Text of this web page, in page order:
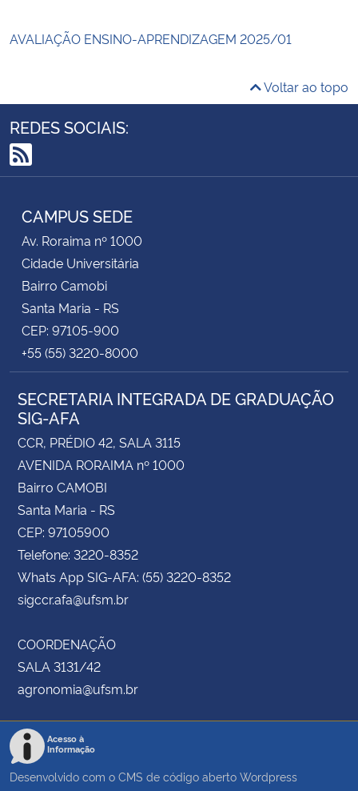
AVALIAÇÃO ENSINO-APRENDIZAGEM 2025/01
Voltar ao topo
REDES SOCIAIS:
RSS
CAMPUS SEDE
Av. Roraima nº 1000
Cidade Universitária
Bairro Camobi
Santa Maria - RS
CEP: 97105-900
+55 (55) 3220-8000
SECRETARIA INTEGRADA DE GRADUAÇÃO
SIG-AFA
CCR, PRÉDIO 42, SALA 3115
AVENIDA RORAIMA nº 1000
Bairro CAMOBI
Santa Maria - RS
CEP: 97105900
Telefone: 3220-8352
Whats App SIG-AFA: (55) 3220-8352
sigccr.afa@ufsm.br
COORDENAÇÃO
SALA 3131/42
agronomia@ufsm.br
Acesso à
Informação
Desenvolvido com o CMS de código aberto Wordpress